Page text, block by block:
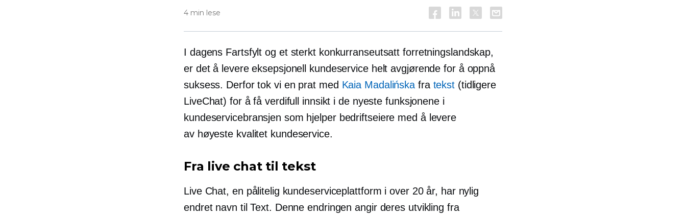
4 min lese
I dagens Fartsfylt og et sterkt konkurranseutsatt forretningslandskap,
er det å levere eksepsjonell kundeservice helt avgjørende for å oppnå
suksess. Derfor tok vi en prat med Kaia Madalińska fra tekst (tidligere
LiveChat) for å få verdifull innsikt i de nyeste funksjonene i
kundeservicebransjen som hjelper bedriftseiere med å levere
av høyeste kvalitet kundeservice.
Fra live chat til tekst
Live Chat, en pålitelig kundeserviceplattform i over 20 år, har nylig
endret navn til Text. Denne endringen angir deres utvikling fra